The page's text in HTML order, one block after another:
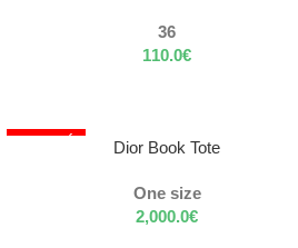
36
110.0€
VÝBER MOŽNOSTÍDior Book Tote
One size
2,000.0€